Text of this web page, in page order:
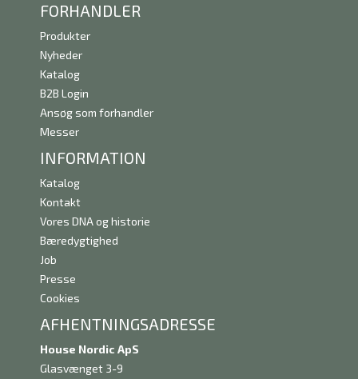
FORHANDLER
Produkter
Nyheder
Katalog
B2B Login
Ansøg som forhandler
Messer
INFORMATION
Katalog
Kontakt
Vores DNA og historie
Bæredygtighed
Job
Presse
Cookies
AFHENTNINGSADRESSE
House Nordic ApS
Glasvænget 3-9